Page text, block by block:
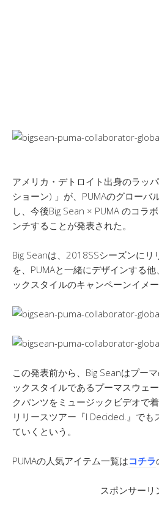
アメリカ・デトロイト出身のラッ
ショーン) 」が、PUMAのグローバ
し、今後Big Sean × PUMA のコラ
ンチすることが発表された。
Big Seanは、2018SSシーズンにリ
を、PUMAと一緒にデザインする
ックスタイルのキャンペーンイメ
この発表前から、Big Seanはプー
ックスタイルであるプーマスウェ
クパンツをミュージックビデオで
リリースツアー『I Decided.』でも
ていくという。
PUMAの人気アイテム一覧はコチラ
スポンサーリ